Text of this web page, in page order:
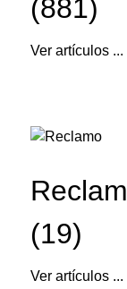
(881)
Ver artículos ...
(19)
Ver artículos ...